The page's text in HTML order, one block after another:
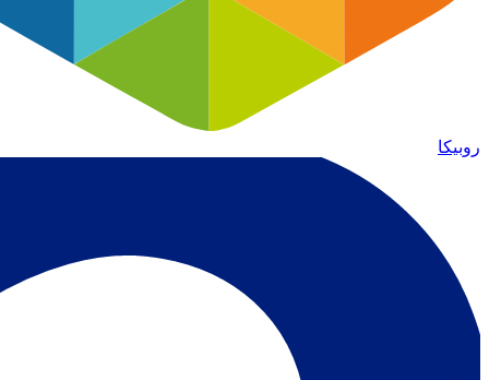
روبیکا